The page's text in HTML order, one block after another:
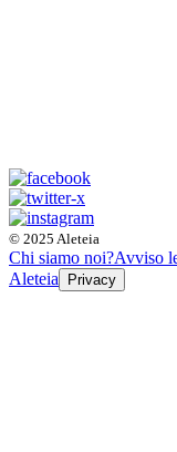
© 2025 Aleteia
Chi siamo noi?Avviso
Aleteia
Privacy